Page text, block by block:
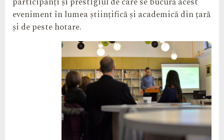
eveniment în lumea științifică și academică din țară
și de peste hotare.